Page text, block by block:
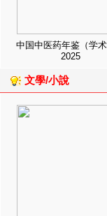
中国中医药年鉴（学术
2025
文學/小說